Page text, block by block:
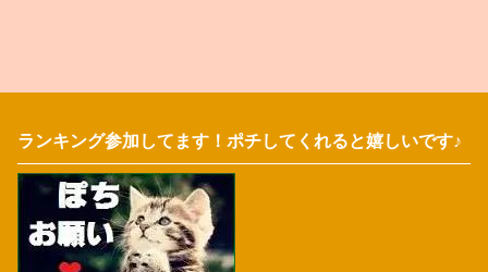
ランキング参加してます！ポチしてくれると嬉しいです♪